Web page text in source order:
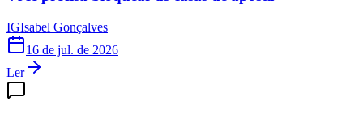
IGIsabel Gonçalves
16 de jul. de 2026
Ler